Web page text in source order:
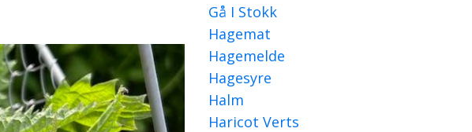
Gå I Stokk
Hagemat
Hagemelde
Hagesyre
Halm
Haricot Verts